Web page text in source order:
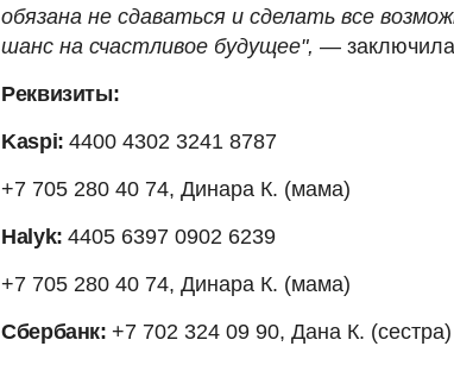
обязана не сдаваться и сделать все
шанс на счастливое будущее", —
Реквизиты:
Kaspi:4400 4302 3241 8787
+7 705 280 40 74, Динара К. (мама)
Halyk:4405 6397 0902 6239
+7 705 280 40 74, Динара К. (мама)
Сбербанк:+7 702 324 09 90, Дана К. (сестра)